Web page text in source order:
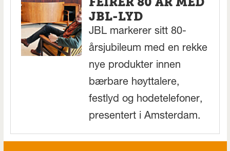
JBL-LYD
JBL markerer sitt 80-
årsjubileum med en rekke
nye produkter innen
bærbare høyttalere,
festlyd og hodetelefoner,
presentert i Amsterdam.